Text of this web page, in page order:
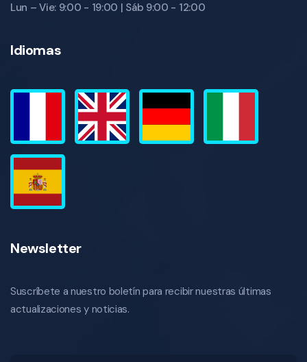
Lun – Vie: 9:00 - 19:00 | Sáb 9:00 - 12:00
Idiomas
Newsletter
Suscríbete a nuestro boletín para recibir nuestras últimas
actualizaciones y noticias.